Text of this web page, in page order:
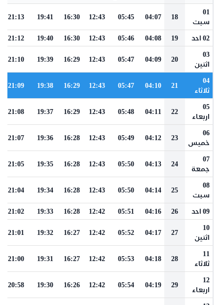
01
سبت
18
04:07
05:45
12:43
16:30
19:41
21:13
02 احد 19
04:08
05:46
12:43
16:30
19:40
21:12
03
اثنين
20
04:09
05:47
12:43
16:29
19:39
21:10
04
ثلاثاء
21
04:10
05:47
12:43
16:29
19:38
21:09
05
اربعاء
22
04:11
05:48
12:43
16:29
19:37
21:08
06
خميس
23
04:12
05:49
12:43
16:28
19:36
21:07
07
جمعة
24
04:13
05:50
12:43
16:28
19:35
21:05
08
سبت
25
04:14
05:50
12:43
16:28
19:34
21:04
09 احد 26
04:16
05:51
12:42
16:28
19:33
21:02
10
اثنين
27
04:17
05:52
12:42
16:27
19:32
21:01
11
ثلاثاء
28
04:18
05:53
12:42
16:27
19:31
21:00
12
اربعاء
29
04:19
05:54
12:42
16:26
19:30
20:58